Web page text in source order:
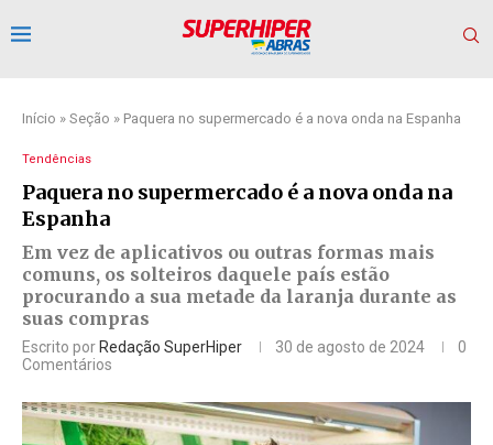
Início » Seção » Paquera no supermercado é a nova onda na Espanha
Tendências
Paquera no supermercado é a nova onda na
Espanha
Em vez de aplicativos ou outras formas mais
comuns, os solteiros daquele país estão
procurando a sua metade da laranja durante as
suas compras
Escrito porRedação SuperHiper 30 de agosto de 2024
0
Comentários